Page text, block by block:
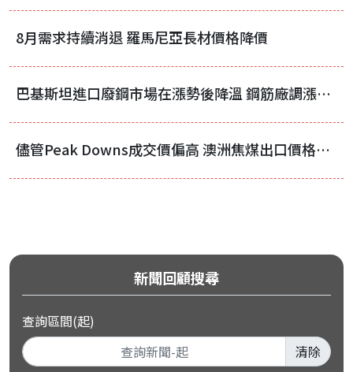
8月需求持續消退 羅馬尼亞長材價格降價
巴基斯坦進口廢鋼市場在漲勢後降溫 鋼筋廠調漲價格
儘管Peak Downs成交價偏高 澳洲焦煤出口價格仍持續承壓
新聞回顧搜尋
查詢區間(起)
清除